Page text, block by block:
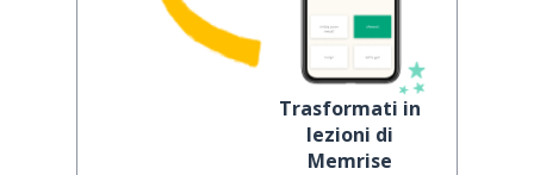
Trasformati in
lezioni di
Memrise